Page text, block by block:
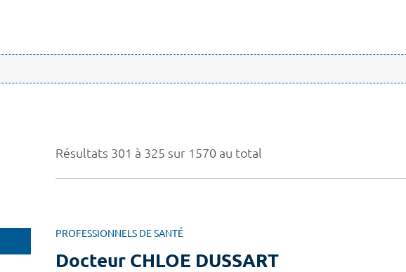
Résultats 301 à 325 sur 1570 au total
PROFESSIONNELS DE SANTÉ
Docteur CHLOE DUSSART